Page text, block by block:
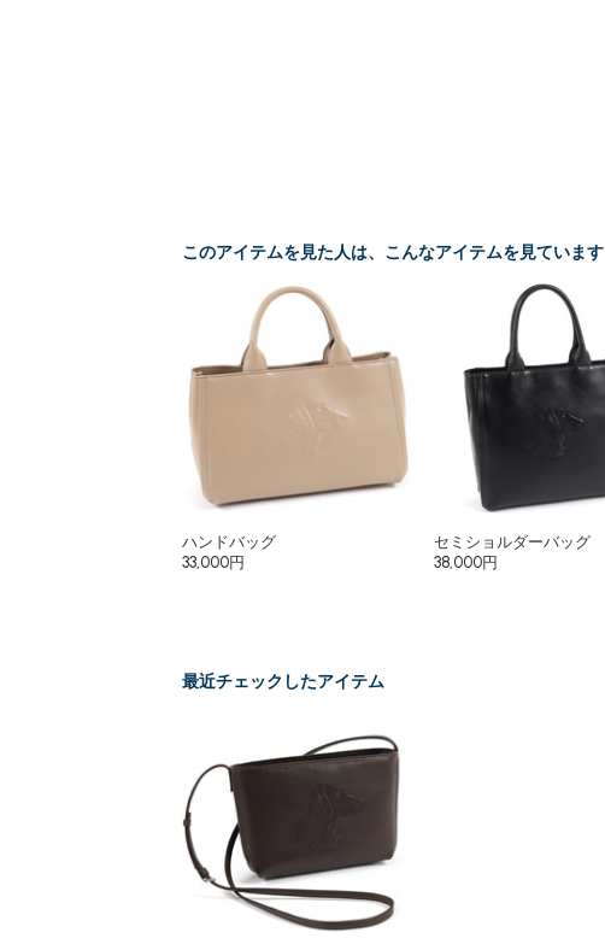
このアイテムを見た人は、こんなアイテムを見ています
ハンドバッグ
33,000円
セミショルダーバッグ
38,000円
最近チェックしたアイテム